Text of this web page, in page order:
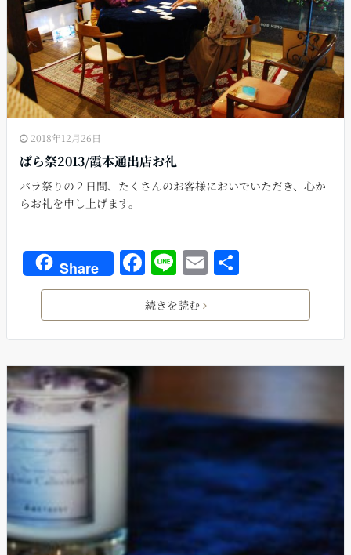
2018年12月26日
ばら祭2013/霞本通出店お礼
バラ祭りの２日間、たくさんのお客様においでいただき、心か
らお礼を申し上げます。
Share F
a
c
e
b
o
k
Li
n
e
E
m
ai
l
有
続きを読む